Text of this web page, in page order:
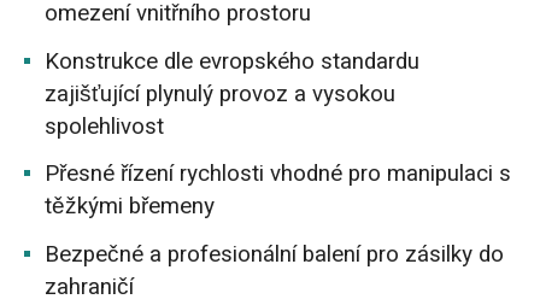
omezení vnitřního prostoru
Konstrukce dle evropského standardu
zajišťující plynulý provoz a vysokou
spolehlivost
Přesné řízení rychlosti vhodné pro manipulaci s
těžkými břemeny
Bezpečné a profesionální balení pro zásilky do
zahraničí